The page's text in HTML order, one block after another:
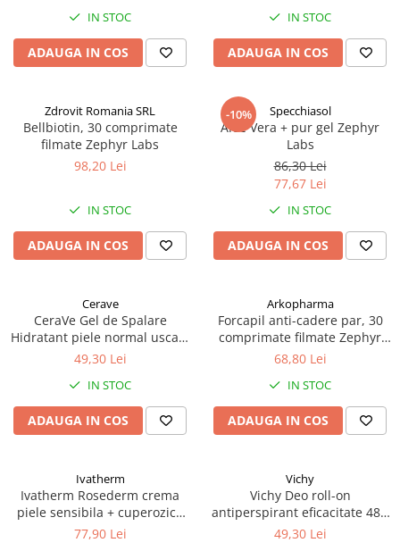
IN STOC
ADAUGA IN COS
IN STOC
ADAUGA IN COS
Zdrovit Romania SRL
Bellbiotin, 30 comprimate
filmate Zephyr Labs
98,20 Lei
IN STOC
ADAUGA IN COS
-10% Specchiasol
Aloe Vera + pur gel Zephyr
Labs
86,30 Lei
77,67 Lei
IN STOC
ADAUGA IN COS
Cerave
CeraVe Gel de Spalare
Hidratant piele normal uscata
236 ml Zephyr Labs
49,30 Lei
IN STOC
ADAUGA IN COS
Arkopharma
Forcapil anti-cadere par, 30
comprimate filmate Zephyr
Labs
68,80 Lei
IN STOC
ADAUGA IN COS
Ivatherm
Ivatherm Rosederm crema
piele sensibila + cuperozica
SPF30 40ml Zephyr Labs
77,90 Lei
Vichy
Vichy Deo roll-on
antiperspirant eficacitate 48h
cu parfum 50ml Zephyr Labs
49,30 Lei